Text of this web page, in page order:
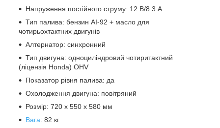
Напруження постійного струму: 12 В/8.3 А
Тип палива: бензин АІ-92 + масло для
чотирьохтактних двигунів
Алтернатор: синхронний
Тип двигуна: одноциліндровий чотиритактний
(ліцензія Honda) OHV
Показатор рівня палива: да
Охолодження двигуна: повітряний
Розмір: 720 x 550 x 580 мм
Вага: 82 кг